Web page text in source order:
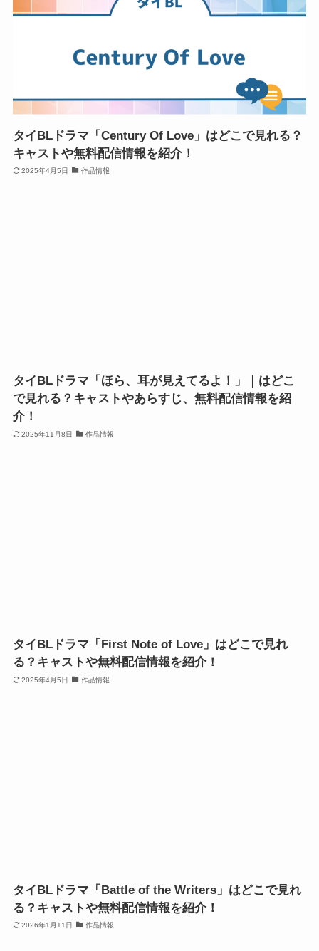
タイBLドラマ「Century Of Love」はどこで見れる？
キャストや無料配信情報を紹介！
2025年4月5日 作品情報
タイBLドラマ「ほら、耳が見えてるよ！」｜はどこ
で見れる？キャストやあらすじ、無料配信情報を紹
介！
2025年11月8日 作品情報
タイBLドラマ「First Note of Love」はどこで見れ
る？キャストや無料配信情報を紹介！
2025年4月5日 作品情報
タイBLドラマ「Battle of the Writers」はどこで見れ
る？キャストや無料配信情報を紹介！
2026年1月11日 作品情報